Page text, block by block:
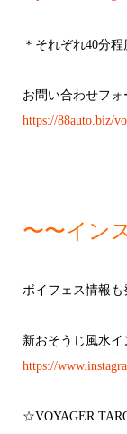
＊それぞれ40分
お問い合わせフォ
https://88auto.biz/
〜〜イン
ボイフェス情報
新おそうじ風水イ
https://
☆VOYAGER